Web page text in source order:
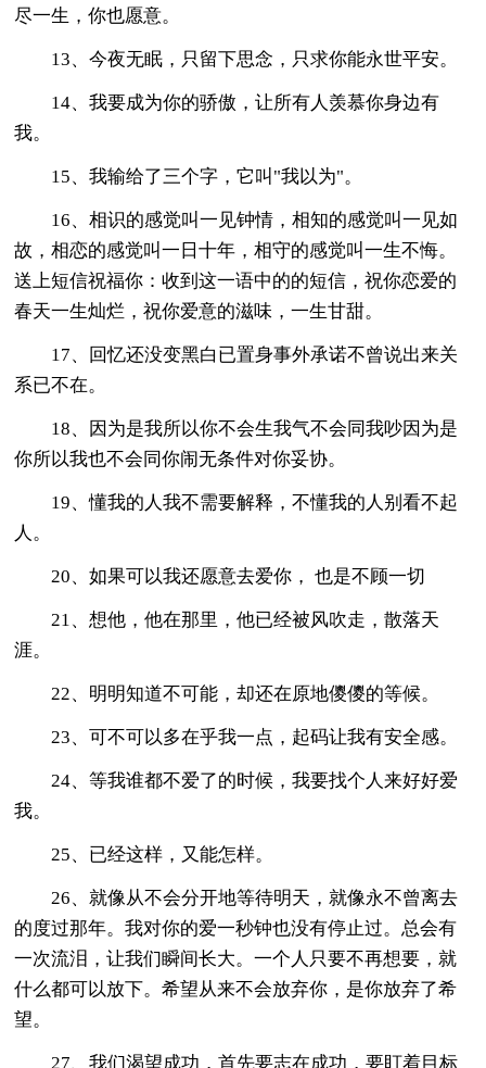
尽一生，你也愿意。
13、今夜无眠，只留下思念，只求你能永世平安。
14、我要成为你的骄傲，让所有人羡慕你身边有
我。
15、我输给了三个字，它叫"我以为"。
16、相识的感觉叫一见钟情，相知的感觉叫一见如
故，相恋的感觉叫一日十年，相守的感觉叫一生不悔。
送上短信祝福你：收到这一语中的的短信，祝你恋爱的
春天一生灿烂，祝你爱意的滋味，一生甘甜。
17、回忆还没变黑白已置身事外承诺不曾说出来关
系已不在。
18、因为是我所以你不会生我气不会同我吵因为是
你所以我也不会同你闹无条件对你妥协。
19、懂我的人我不需要解释，不懂我的人别看不起
人。
20、如果可以我还愿意去爱你， 也是不顾一切
21、想他，他在那里，他已经被风吹走，散落天
涯。
22、明明知道不可能，却还在原地儍儍的等候。
23、可不可以多在乎我一点，起码让我有安全感。
24、等我谁都不爱了的时候，我要找个人来好好爱
我。
25、已经这样，又能怎样。
26、就像从不会分开地等待明天，就像永不曾离去
的度过那年。我对你的爱一秒钟也没有停止过。总会有
一次流泪，让我们瞬间长大。一个人只要不再想要，就
什么都可以放下。希望从来不会放弃你，是你放弃了希
望。
27、我们渴望成功，首先要志在成功，要盯着目标